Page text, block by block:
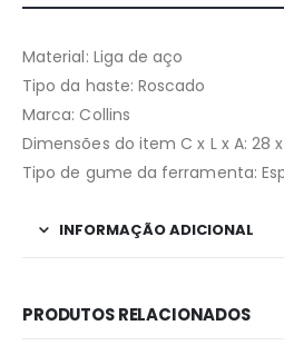
Material: Liga de aço
Tipo da haste: Roscado
Marca: Collins
Dimensões do item C x L x A: 28
Tipo de gume da ferramenta:
INFORMAÇÃO ADICIONAL
PRODUTOS RELACIONADOS